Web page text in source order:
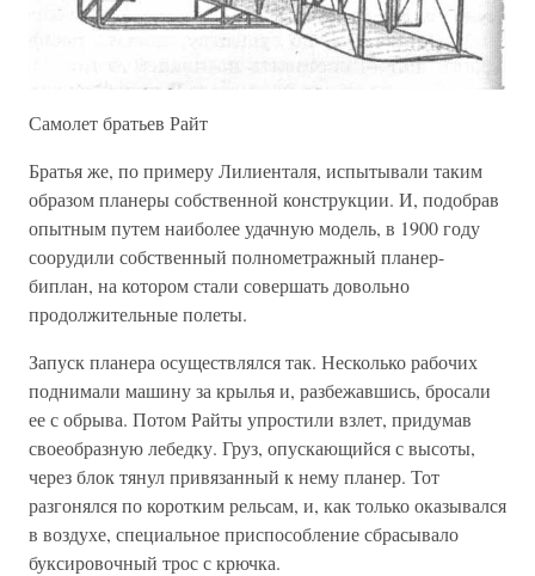
Самолет братьев Райт
Братья же, по примеру Лилиенталя, испытывали таким
образом планеры собственной конструкции. И, подобрав
опытным путем наиболее удачную модель, в 1900 году
соорудили собственный полнометражный планер-
биплан, на котором стали совершать довольно
продолжительные полеты.
Запуск планера осуществлялся так. Несколько рабочих
поднимали машину за крылья и, разбежавшись, бросали
ее с обрыва. Потом Райты упростили взлет, придумав
своеобразную лебедку. Груз, опускающийся с высоты,
через блок тянул привязанный к нему планер. Тот
разгонялся по коротким рельсам, и, как только оказывался
в воздухе, специальное приспособление сбрасывало
буксировочный трос с крючка.